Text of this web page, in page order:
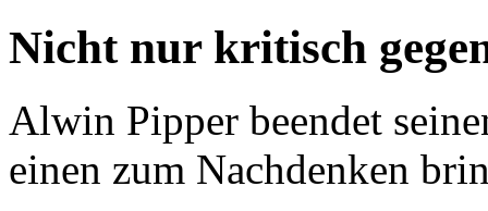
Nicht nur kritisch
Alwin Pipper beendet
einen zum Nachdenken